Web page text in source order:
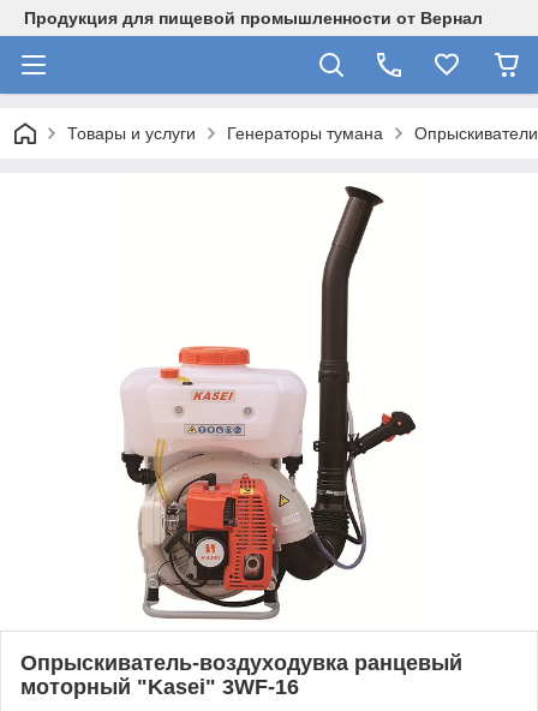
Продукция для пищевой промышленности от Вернал
Товары и услуги Генераторы тумана Опрыскиватели
Опрыскиватель-воздуходувка ранцевый
моторный "Kasei" 3WF-16